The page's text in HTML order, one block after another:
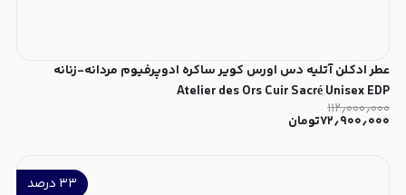
عطر ادکلن آتلیه دس اورس کویر ساکره ادوپرفیوم مردانه-زنانه
Atelier des Ors Cuir Sacré Unisex EDP
۱۱۲٫۰۰۰٫۰۰۰
۷۲٫۹۰۰٫۰۰۰تومان
۳۳ درصد